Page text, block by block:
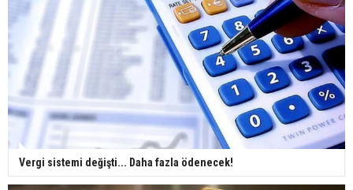
Vergi sistemi değişti... Daha fazla ödenecek!